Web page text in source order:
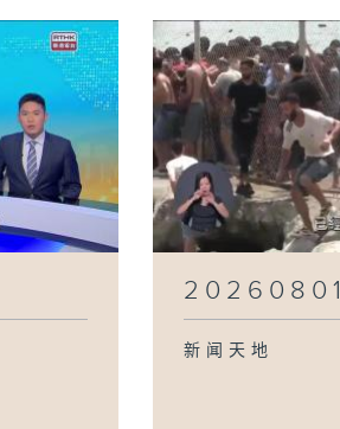
20260801
新闻天地